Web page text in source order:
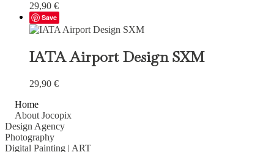
29,90 €
Save
IATA Airport Design SXM
29,90 €
Home
About Jocopix
Design Agency
Photography
Digital Painting | ART